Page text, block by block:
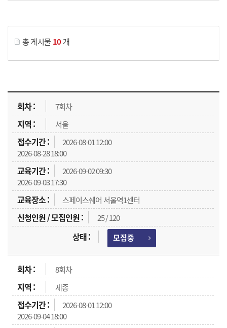
총 게시물 10개
교육신청 목록을 나타낸 표로 회차, 지역, 접수기간, 교육기간, 교육장소, 신청인원/모집인원, 상태로 나뉘어 설명합니다.
7회차
서울
2026-08-01 12:00
2026-08-28 18:00
2026-09-02 09:30
2026-09-03 17:30
스페이스쉐어 서울역1센터
25 / 120
모집중
8회차
세종
2026-08-01 12:00
2026-09-04 18:00